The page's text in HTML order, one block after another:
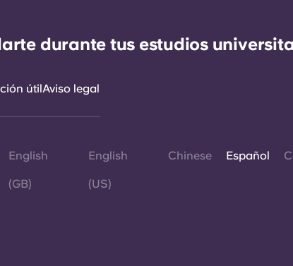
durante tus estudios
útilAviso legal
English
(GB)
English
(US)
Chinese Español